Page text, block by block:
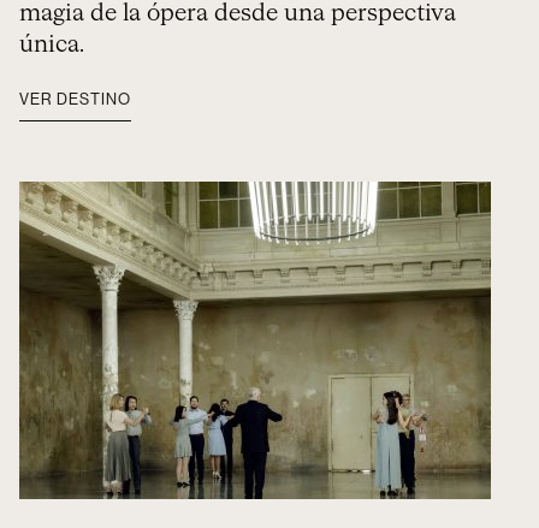
magia de la ópera desde una perspectiva
única.
VER DESTINO